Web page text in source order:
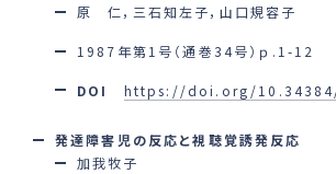
原 仁，三石知左子，山口規容子
1987年第1号（通巻34号）ｐ.1-12
DOI https://doi.org/
発達障害児の反応と視聴覚誘発反応
加我牧子